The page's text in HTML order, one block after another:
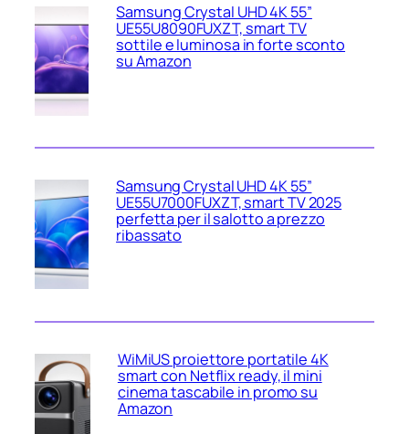
Samsung Crystal UHD 4K 55”
UE55U8090FUXZT, smart TV
sottile e luminosa in forte sconto
su Amazon
Samsung Crystal UHD 4K 55”
UE55U7000FUXZT, smart TV 2025
perfetta per il salotto a prezzo
ribassato
WiMiUS proiettore portatile 4K
smart con Netflix ready, il mini
cinema tascabile in promo su
Amazon